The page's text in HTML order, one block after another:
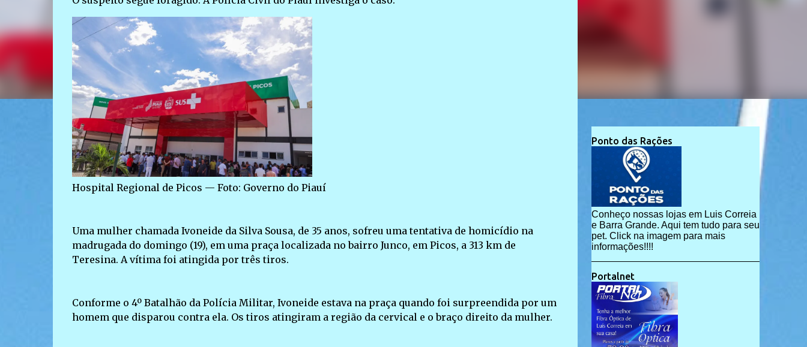
Hospital Regional de Picos — Foto: Governo do Piauí
Uma mulher chamada Ivoneide da Silva Sousa, de 35 anos, sofreu uma tentativa de homicídio na
madrugada do domingo (19), em uma praça localizada no bairro Junco, em Picos, a 313 km de
Teresina. A vítima foi atingida por três tiros.
Conforme o 4º Batalhão da Polícia Militar, Ivoneide estava na praça quando foi surpreendida por um
homem que disparou contra ela. Os tiros atingiram a região da cervical e o braço direito da mulher.
Ponto das Rações
Conheço nossas lojas em Luis Correia
e Barra Grande. Aqui tem tudo para seu
pet. Click na imagem para mais
informações!!!!
Portalnet